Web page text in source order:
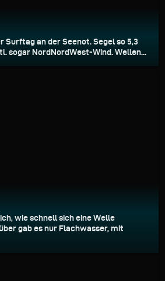
Surftag an der Seenot. Segel so 5,3
sogar NordNordWest-Wind. Wellen...
wie schnell sich eine Welle
gab es nur Flachwasser, mit